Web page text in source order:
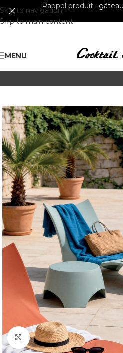
Skip to navigation
Skip to main content
Rappel produit :
MENU
Cliquer pour agrandir